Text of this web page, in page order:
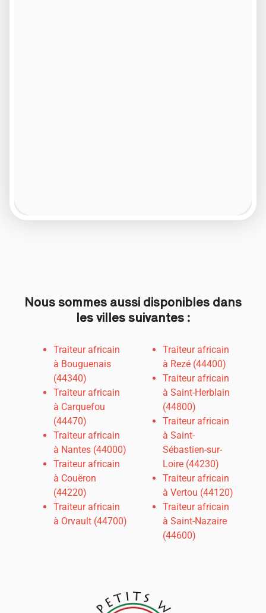
Nous sommes aussi disponibles dans
les villes suivantes :
Traiteur africain
à Bouguenais
(44340)
Traiteur africain
à Carquefou
(44470)
Traiteur africain
à Nantes (44000)
Traiteur africain
à Couëron
(44220)
Traiteur africain
à Orvault (44700)
Traiteur africain
à Rezé (44400)
Traiteur africain
à Saint-Herblain
(44800)
Traiteur africain
à Saint-
Sébastien-sur-
Loire (44230)
Traiteur africain
à Vertou (44120)
Traiteur africain
à Saint-Nazaire
(44600)